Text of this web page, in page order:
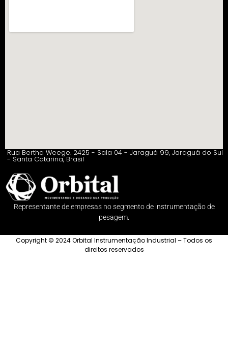
Rua Bertha Weege. 2425 - Sala 04 - Jaraguá 99, Jaraguá do Sul
- Santa Catarina, Brasil
Representante de empresas no segmento de instrumentação de
pesagem.
Copyright © 2024 Orbital Instrumentação Industrial – Todos os
direitos reservados